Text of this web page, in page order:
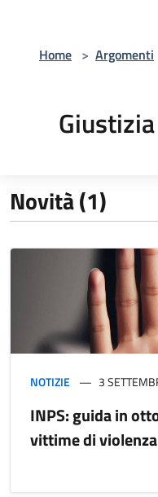
Home > Argomenti
Giustizia
Novità (1)
NOTIZIE 3
INPS: guida in
vittime di violenza